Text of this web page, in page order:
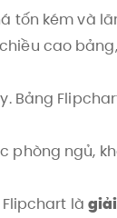
tốn kém và
cao
Bảng
phòng ngủ,
là